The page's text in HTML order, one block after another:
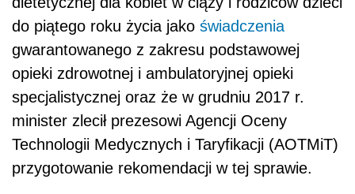
do piątego roku życia jako świadczenia
gwarantowanego z zakresu podstawowej
opieki zdrowotnej i ambulatoryjnej opieki
specjalistycznej oraz że w grudniu 2017 r.
minister zlecił prezesowi Agencji Oceny
Technologii Medycznych i Taryfikacji (AOTMiT)
przygotowanie rekomendacji w tej sprawie.